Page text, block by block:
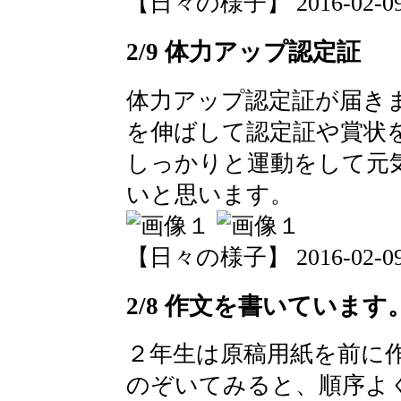
2/9 体力アップ認定証
体力アップ認定証が届き
を伸ばして認定証や賞
しっかりと運動をして
いと思います。
【日々の様子】 2016-02-
2/8 作文を書いています
２年生は原稿用紙を前に
のぞいてみると、順序よ